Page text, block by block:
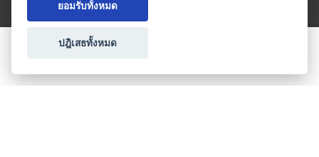
ประเภทธุรกิจไมซ์
ยอมรับทั้งหมด
ปฎิเสธทั้งหมด